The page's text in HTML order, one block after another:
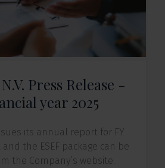
Press Release -
year 2025
its annual report for FY
the ESEF package can be
the Company’s website.